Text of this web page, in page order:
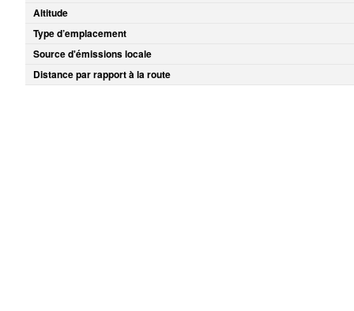
Altitude
Type d’emplacement
Source d'émissions locale
Distance par rapport à la route